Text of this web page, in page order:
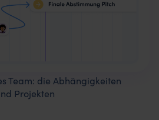
Team: die Abhängigkeiten
Projekten